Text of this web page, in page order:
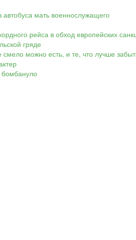
мать военнослужащего
рейса в обход европейских
гряде
можно есть, и те, что лучше
бомбануло